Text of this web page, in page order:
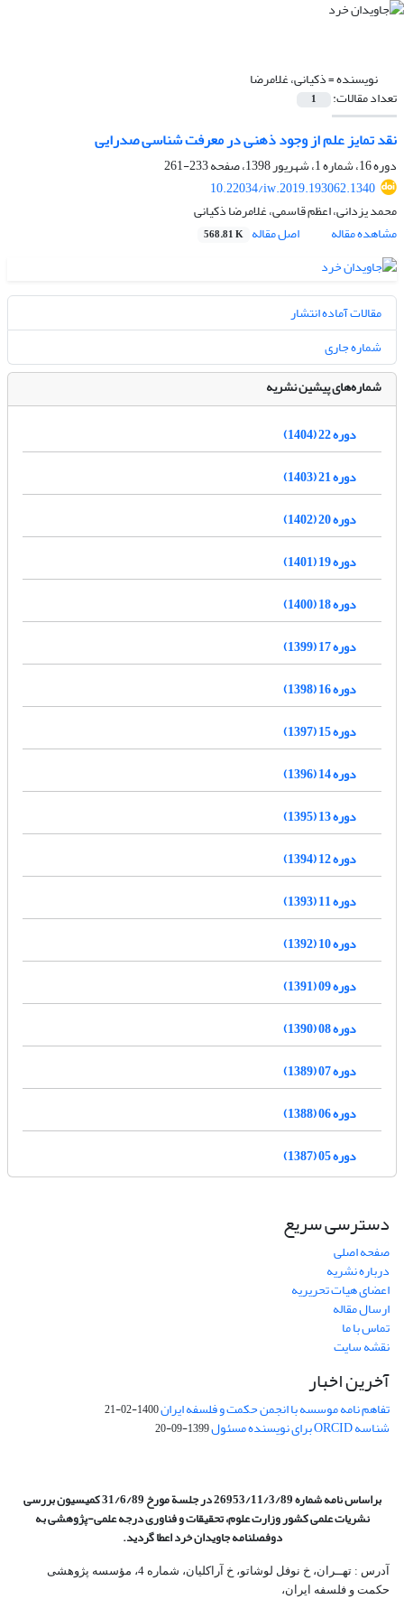
نویسنده =ذکیانی، غلامرضا
تعداد مقالات: 1
نقد تمایز علم از وجود ذهنی در معرفت شناسی صدرایی
دوره 16، شماره 1، شهریور 1398، صفحه
233-261
10.22034/iw.2019.193062.1340
محمد یزدانی، اعظم قاسمی، غلامرضا ذکیانی
مشاهده مقاله
اصل مقاله 568.81 K
مقالات آماده انتشار
شماره جاری
شماره‌های پیشین نشریه
دوره 22 (1404)
دوره 21 (1403)
دوره 20 (1402)
دوره 19 (1401)
دوره 18 (1400)
دوره 17 (1399)
دوره 16 (1398)
دوره 15 (1397)
دوره 14 (1396)
دوره 13 (1395)
دوره 12 (1394)
دوره 11 (1393)
دوره 10 (1392)
دوره 09 (1391)
دوره 08 (1390)
دوره 07 (1389)
دوره 06 (1388)
دوره 05 (1387)
دسترسی سریع
صفحه اصلی
درباره نشریه
اعضای هیات تحریریه
ارسال مقاله
تماس با ما
نقشه سایت
آخرین اخبار
تفاهم نامه موسسه با انجمن حکمت و فلسفه ایران1400-02-21
شناسه ORCID برای نویسنده مسئول 1399-09-20
براساس نامه شماره 26953/11/3/89 در جلسة مورخ 31/6/89 کمیسیون
بررسی
نشریات علمی کشور وزارت علوم، تحقیقات و فناوری درجه علمی‌-پژوهشیبه
دوفصلنامه جاویدان خرد اعطا گردید.
آدرس : تهــران، خ نوفل لوشاتو، خ آراکلیان، شماره 4،‌ مؤسسه پژوهشی
حکمت و فلسفه ایران،‌